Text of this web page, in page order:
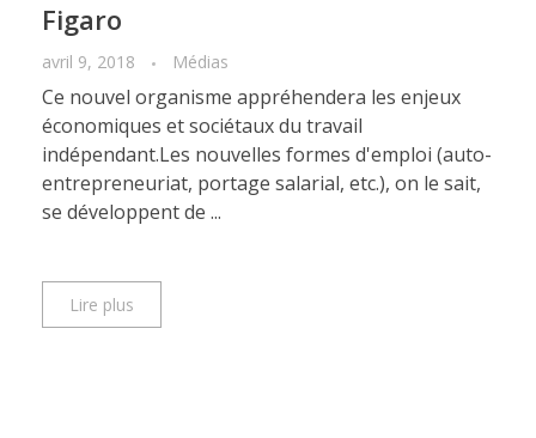
Figaro
avril 9, 2018 Médias
Ce nouvel organisme appréhendera les enjeux
économiques et sociétaux du travail
indépendant.Les nouvelles formes d'emploi (auto-
entrepreneuriat, portage salarial, etc.), on le sait,
se développent de ...
Lire plus